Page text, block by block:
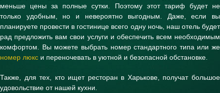
меньше цены за полные сутки. Поэтому этот тариф будет не
только удобным, но и невероятно выгодным. Даже, если вы
планируете провести в гостинице всего одну ночь, наш отель будет
рад предложить вам свои услуги и обеспечить всем необходимым
комфортом. Вы можете выбрать номер стандартного типа или же
номер люкс и переночевать в уютной и безопасной обстановке.
Также, для тех, кто ищет ресторан в Харькове, получат большое
удовольствие от нашей кухни.